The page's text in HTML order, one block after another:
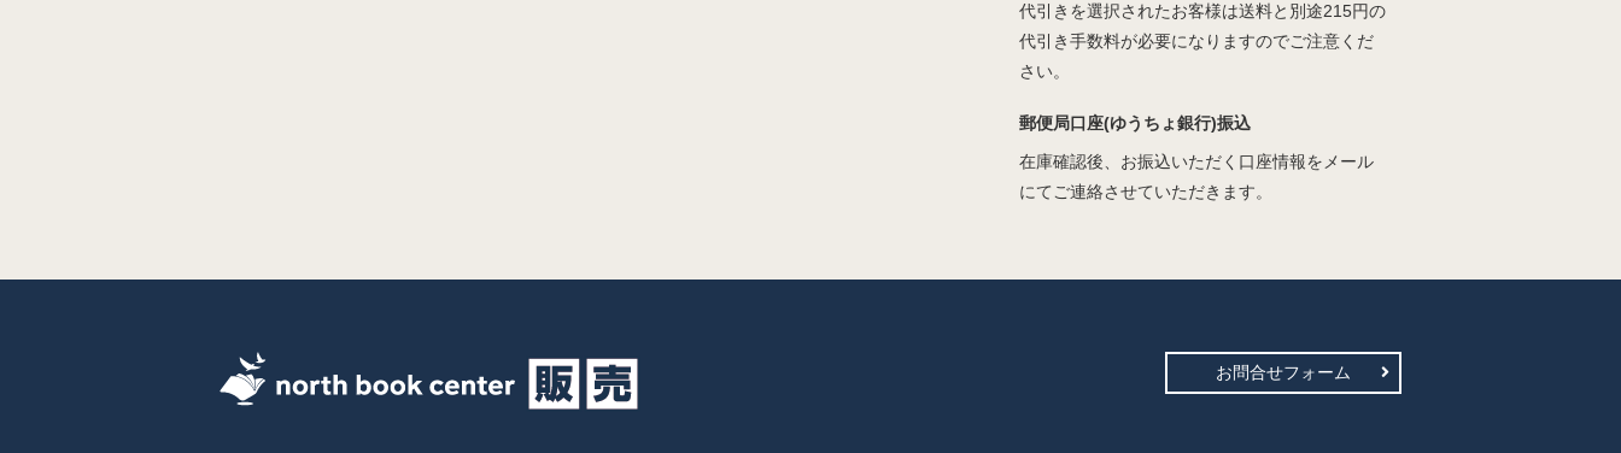
代引きを選択されたお客様は送料と別途215円の
代引き手数料が必要になりますのでご注意くだ
さい。
郵便局口座(ゆうちょ銀行)振込
在庫確認後、お振込いただく口座情報をメール
にてご連絡させていただきます。
お問合せフォーム